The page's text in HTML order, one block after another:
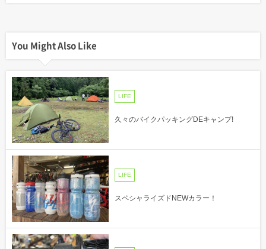
You Might Also Like
LIFE
久々のバイクパッキングDEキャンプ!
LIFE
スペシャライズドNEWカラー！